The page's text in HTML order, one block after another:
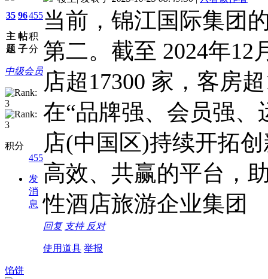
35
主
题
96
帖
子
455
积
分
中级会员
积分
455
发
消
息
当前，锦江国际集团
第二。截至 2024年12
店超17300 家，客房
在“品牌强、会员强
店(中国区)持续开拓
高效、共赢的平台，
性酒店旅游企业集团
回复 支持 反对
使用道具 举报
馅饼